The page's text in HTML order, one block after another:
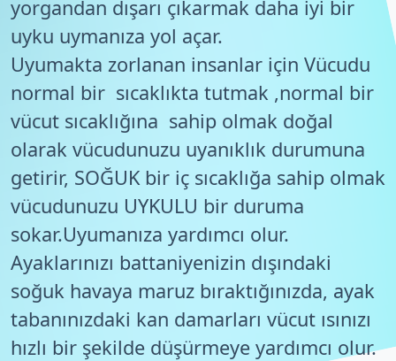
yorgandan dışarı çıkarmak daha iyi bir
uyku uymanıza yol açar.
Uyumakta zorlanan insanlar için Vücudu
normal bir sıcaklıkta tutmak ,normal bir
vücut sıcaklığına sahip olmak doğal
olarak vücudunuzu uyanıklık durumuna
getirir, SOĞUK bir iç sıcaklığa sahip olmak
vücudunuzu UYKULU bir duruma
sokar.Uyumanıza yardımcı olur.
Ayaklarınızı battaniyenizin dışındaki
soğuk havaya maruz bıraktığınızda, ayak
tabanınızdaki kan damarları vücut ısınızı
hızlı bir şekilde düşürmeye yardımcı olur.